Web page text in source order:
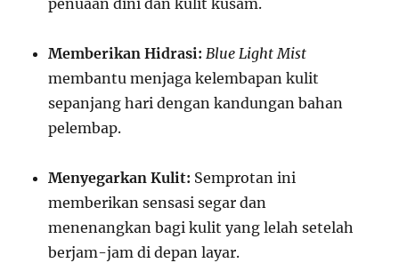
penuaan dini dan kulit kusam.
Memberikan Hidrasi: Blue Light Mist
membantu menjaga kelembapan kulit
sepanjang hari dengan kandungan bahan
pelembap.
Menyegarkan Kulit: Semprotan ini
memberikan sensasi segar dan
menenangkan bagi kulit yang lelah setelah
berjam-jam di depan layar.